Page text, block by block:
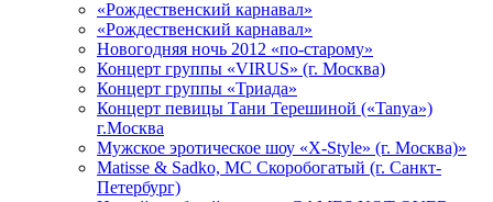
«Рождественский карнавал»
«Рождественский карнавал»
Новогодняя ночь 2012 «по-старому»
Концерт группы «VIRUS» (г. Москва)
Концерт группы «Триада»
Концерт певицы Тани Терешиной («Tanya»)
г.Москва
Мужское эротическое шоу «X-Style» (г. Москва)»
Matissе & Sadko, MC Скоробогатый (г. Санкт-
Петербург)